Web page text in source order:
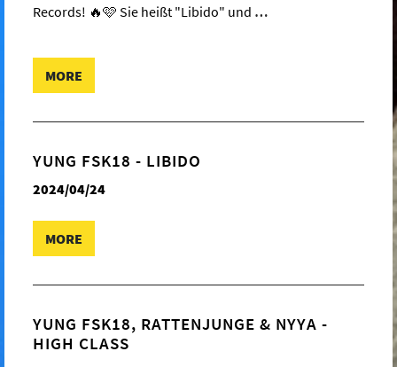
Records! 🔥🩷 Sie heißt "Libido" und …
MORE
YUNG FSK18 - LIBIDO
2024/04/24
MORE
YUNG FSK18, RATTENJUNGE & NYYA -
HIGH CLASS